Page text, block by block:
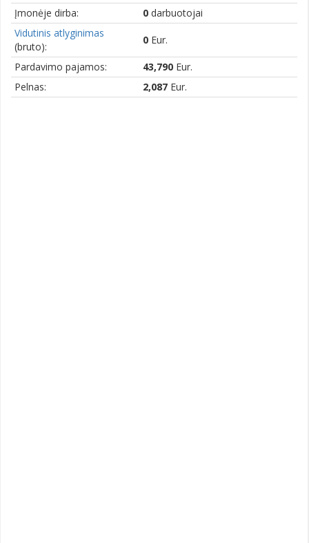
Įmonėje dirba:
0 darbuotojai
Vidutinis atlyginimas
(bruto):
0 Eur.
Pardavimo pajamos: 43,790 Eur.
Pelnas:
2,087 Eur.